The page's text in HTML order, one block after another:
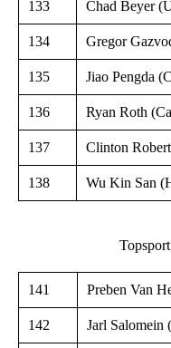
133 Chad Beyer
134 Gregor
135 Jiao Pengda
136 Ryan Roth
137 Clinton
138 Wu Kin San
141 Preben Van
142 Jarl Salomein